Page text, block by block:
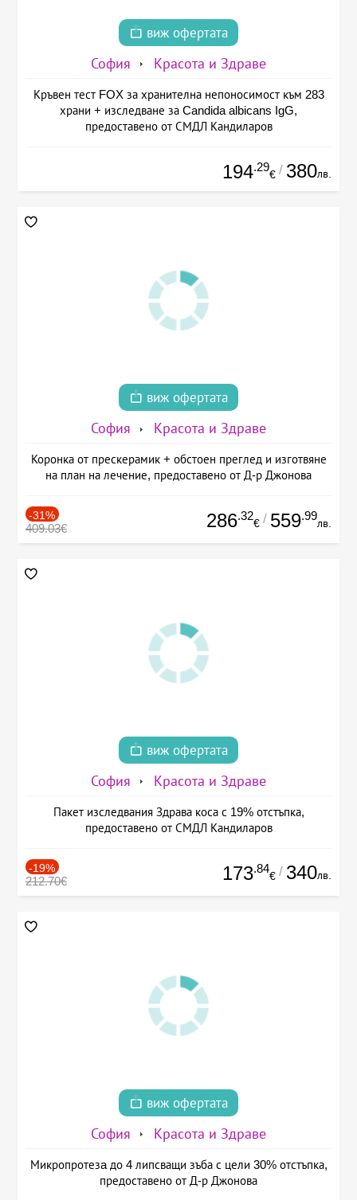
виж офертата
София Красота и Здраве
Кръвен тест FOX за хранителна непоносимост към 283
храни + изследване за Candida albicans IgG,
предоставено от СМДЛ Кандиларов
194.29
€ / 380лв.
виж офертата
София Красота и Здраве
Коронка от прескерамик + обстоен преглед и изготвяне
на план на лечение, предоставено от Д-р Джонова
-31%
409.03€ 286.32
€ / 559.99
лв.
виж офертата
София Красота и Здраве
Пакет изследвания Здрава коса с 19% отстъпка,
предоставено от СМДЛ Кандиларов
-19%
212.70€ 173.84
€ / 340лв.
виж офертата
София Красота и Здраве
Микропротезa до 4 липсващи зъба с цели 30% отстъпка,
предоставено от Д-р Джонова